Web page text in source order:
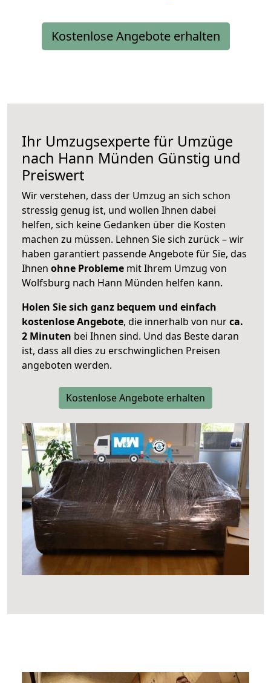
Kostenlose Angebote erhalten
Ihr Umzugsexperte für Umzüge
nach Hann Münden Günstig und
Preiswert
Wir verstehen, dass der Umzug an sich schon
stressig genug ist, und wollen Ihnen dabei
helfen, sich keine Gedanken über die Kosten
machen zu müssen. Lehnen Sie sich zurück – wir
haben garantiert passende Angebote für Sie, das
Ihnen ohne Probleme mit Ihrem Umzug von
Wolfsburg nach Hann Münden helfen kann.
Holen Sie sich ganz bequem und einfach
kostenlose Angebote, die innerhalb von nurca.
2 Minuten bei Ihnen sind. Und das Beste daran
ist, dass all dies zu erschwinglichen Preisen
angeboten werden.
Kostenlose Angebote erhalten